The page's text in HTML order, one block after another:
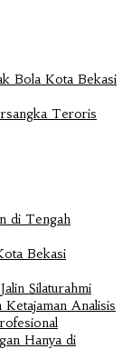
Bola Kota Bekasi
Teroris
di Tengah
Bekasi
Silaturahmi
Analisis
Hanya di